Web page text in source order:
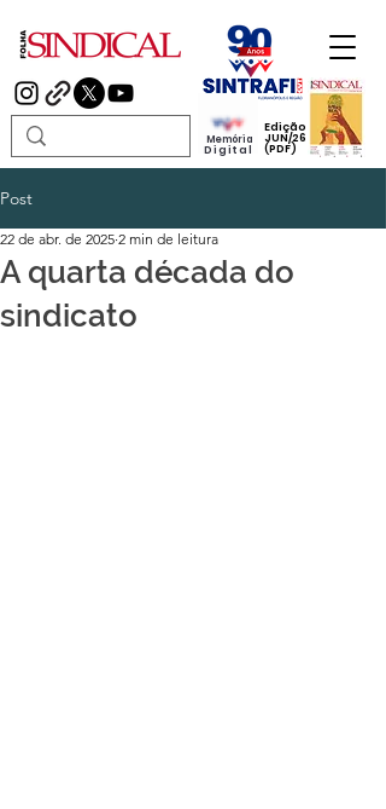
Edição
JUN/26
(PDF)
Memória
Digital
Post
A quarta década do
sindicato
22 de abr. de 2025 2 min de leitura